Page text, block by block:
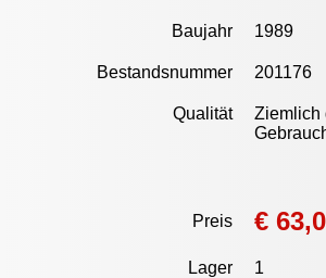
Baujahr 1989
Bestandsnummer 201176
Qualität
Ziemlich
Preis €
Lager 1